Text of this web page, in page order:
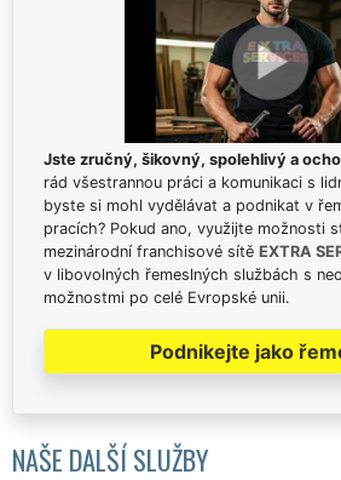
Jste zručný, šikovný, spolehlivý a
rád všestrannou práci a komunikaci s
byste si mohl vydělávat a podnikat v
pracích? Pokud ano, využijte možnosti
mezinárodní franchisové sítě EXTRA
v libovolných řemeslných službách s
možnostmi po celé Evropské unii.
Podnikejte jako
NAŠE DALŠÍ SLUŽBY